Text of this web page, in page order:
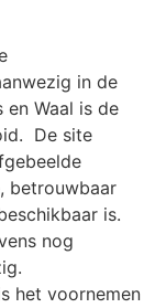
in de
en Waal is de
De site
betrouwbaar
is.
nog
het voornemen